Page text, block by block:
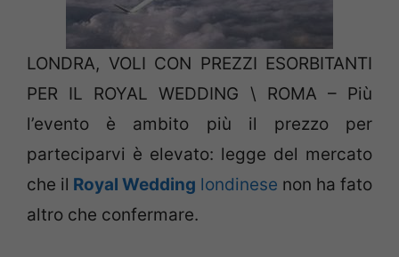
LONDRA, VOLI CON PREZZI ESORBITANTI
PER IL ROYAL WEDDING \ ROMA – Più
l’evento è ambito più il prezzo per
parteciparvi è elevato: legge del mercato
che il Royal Wedding londinese non ha fato
altro che confermare.